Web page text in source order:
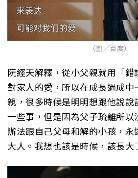
（圖／百度）
阮經天解釋，從小父親就用「錯
對家人的愛，所以在成長過成中
親，很多時候是明明想跟他說說
一些事，但是因為父子疏離所以
辦法跟自己父母和解的小孩，永
大人。我想也該是時候，該長大